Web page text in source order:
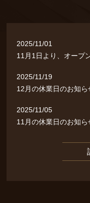
Access
Facial Beauty
Inner Beauty
2025/11/01
11月1日より、オープ
2025/11/19
12月の休業日のお知ら
2025/11/05
11月の休業日のお知ら